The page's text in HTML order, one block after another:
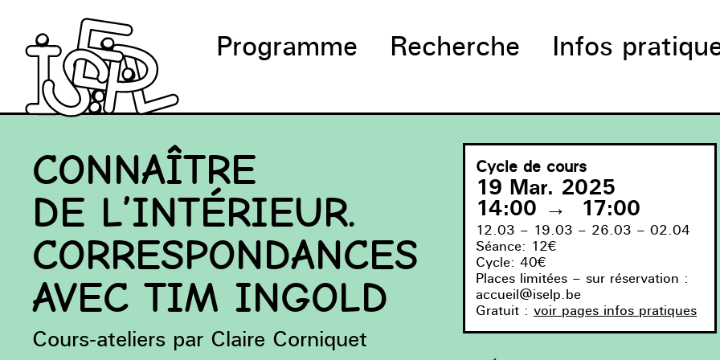
Programme Recherche Infos
Cycle de cours
19 Mar. 2025
14:00 → 17:00
12.03 – 19.03 – 26.03 – 02.04
Séance: 12€
Cycle: 40€
Places limitées – sur réservation :
accueil@iselp.be
Gratuit :voir pages infos pratiques
CONNAÎTRE
DE L’INTÉRIEUR.
CORRESPONDANCES
AVEC TIM INGOLD
Cours-ateliers par Claire Corniquet